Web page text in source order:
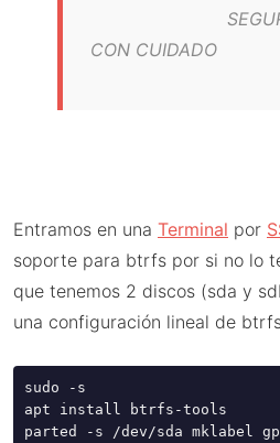
CON CUIDADO
Entramos en una Terminal por
soporte para btrfs por si no lo
que tenemos 2 discos (sda y
una configuración lineal de
sudo -s
apt install btrfs-tools
parted -s /dev/sda mklabel